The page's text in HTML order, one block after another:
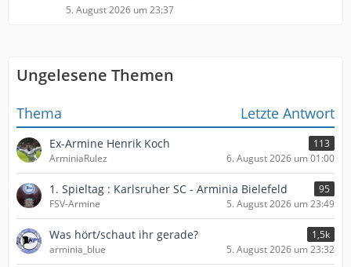
5. August 2026 um 23:37
Ungelesene Themen
Thema Letzte Antwort
Ex-Armine Henrik Koch
113
ArminiaRulez
6. August 2026 um 01:00
1. Spieltag : Karlsruher SC - Arminia Bielefeld
95
FSV-Armine
5. August 2026 um 23:49
Was hört/schaut ihr gerade?
1,5k
arminia_blue
5. August 2026 um 23:32